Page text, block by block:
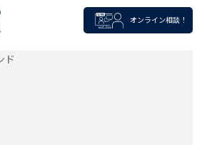
オンライン相談！